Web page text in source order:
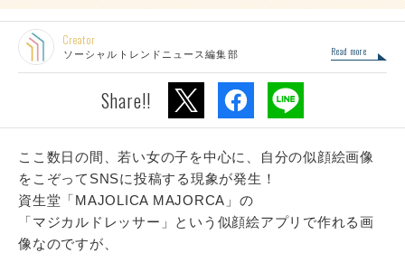
Creator
ソーシャルトレンドニュース編集部 Read more
Share!!
ここ数日の間、若い女の子を中心に、自分の似顔絵画像
をこぞってSNSに投稿する現象が発生！
資生堂「MAJOLICA MAJORCA」の
「マジカルドレッサー」という似顔絵アプリで作れる画
像なのですが、